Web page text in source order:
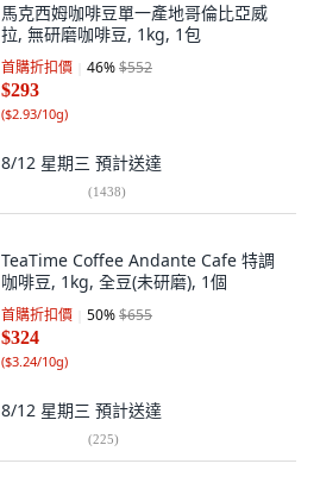
馬克西姆咖啡豆單一產地哥倫比亞威
拉, 無研磨咖啡豆, 1kg, 1包
首購折扣價 46%$552
$293
($2.93/10g)
8/12 星期三 預計送達
(1438)
TeaTime Coffee Andante Cafe 特調
咖啡豆, 1kg, 全豆(未研磨), 1個
首購折扣價 50%$655
$324
($3.24/10g)
8/12 星期三 預計送達
(225)